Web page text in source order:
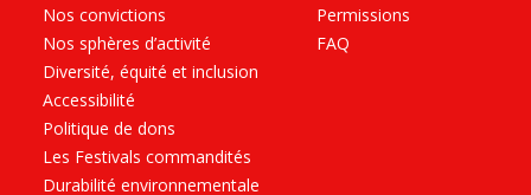
Nos convictions
Nos sphères d’activité
Diversité, équité et inclusion
Accessibilité
Politique de dons
Les Festivals commandités
Durabilité environnementale
Permissions
FAQ